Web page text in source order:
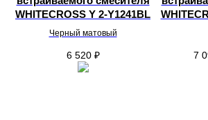
WHITECROSS Y 2-Y1241BL
Черный матовый
6 520 ₽ 7